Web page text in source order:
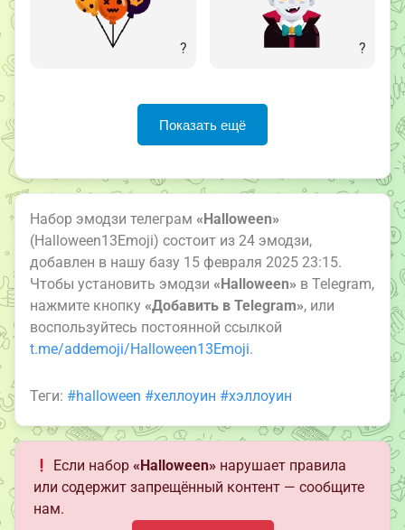
? ?
Показать ещё
Набор эмодзи телеграм «Halloween»
(Halloween13Emoji) состоит из 24 эмодзи,
добавлен в нашу базу 15 февраля 2025 23:15.
Чтобы установить эмодзи «Halloween» в Telegram,
нажмите кнопку «Добавить в Telegram», или
воспользуйтесь постоянной ссылкой
t.me/addemoji/Halloween13Emoji.
Теги: #halloween #хеллоуин #хэллоуин
Если набор«Halloween» нарушает правила
или содержит запрещённый контент — сообщите
нам.